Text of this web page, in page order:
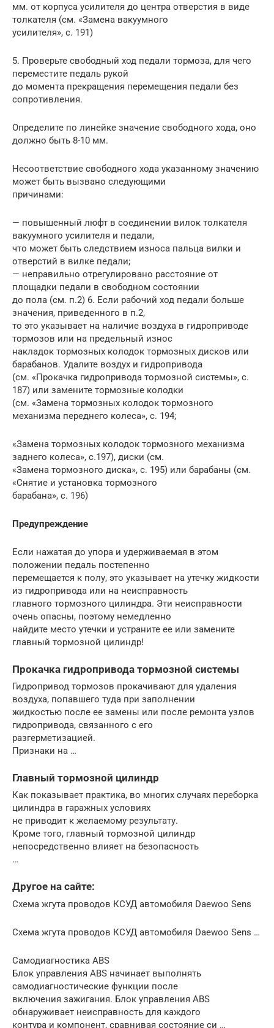
мм. от корпуса усилителя до центра отверстия в виде
толкателя (см. «Замена вакуумного
усилителя», с. 191)
5. Проверьте свободный ход педали тормоза, для чего
переместите педаль рукой
до момента прекращения перемещения педали без
сопротивления.
Определите по линейке значение свободного хода, оно
должно быть 8-10 мм.
Несоответствие свободного хода указанному значению
может быть вызвано следующими
причинами:
— повышенный люфт в соединении вилок толкателя
вакуумного усилителя и педали,
что может быть следствием износа пальца вилки и
отверстий в вилке педали;
— неправильно отрегулировано расстояние от
площадки педали в свободном состоянии
до пола (см. п.2) 6. Если рабочий ход педали больше
значения, приведенного в п.2,
то это указывает на наличие воздуха в гидроприводе
тормозов или на предельный износ
накладок тормозных колодок тормозных дисков или
барабанов. Удалите воздух и гидропривода
(см. «Прокачка гидропривода тормозной системы», с.
187) или замените тормозные колодки
(см. «Замена тормозных колодок тормозного
механизма переднего колеса», с. 194;
«Замена тормозных колодок тормозного механизма
заднего колеса», с.197), диски (см.
«Замена тормозного диска», с. 195) или барабаны (см.
«Снятие и установка тормозного
барабана», с. 196)
Предупреждение
Если нажатая до упора и удерживаемая в этом
положении педаль постепенно
перемещается к полу, это указывает на утечку жидкости
из гидропривода или на неисправность
главного тормозного цилиндра. Эти неисправности
очень опасны, поэтому немедленно
найдите место утечки и устраните ее или замените
главный тормозной цилиндр!
Прокачка гидропривода тормозной системы
Гидропривод тормозов прокачивают для удаления
воздуха, попавшего туда при заполнении
жидкостью после ее замены или после ремонта узлов
гидропривода, связанного с его
разгерметизацией.
Признаки на …
Главный тормозной цилиндр
Как показывает практика, во многих случаях переборка
цилиндра в гаражных условиях
не приводит к желаемому результату.
Кроме того, главный тормозной цилиндр
непосредственно влияет на безопасность
…
Другое на сайте:
Схема жгута проводов КСУД автомобиля Daewoo Sens
Схема жгута проводов КСУД автомобиля Daewoo Sens …
Самодиагностика ABS
Блок управления ABS начинает выполнять
самодиагностические функции после
включения зажигания. Блок управления ABS
обнаруживает неисправность для каждого
контура и компонент, сравнивая состояние си …